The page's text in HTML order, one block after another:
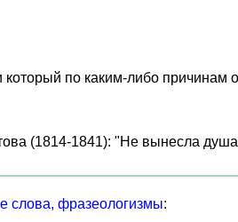
по каким-либо причинам
(1814-1841): "Не вынесла
слова, фразеологизмы: